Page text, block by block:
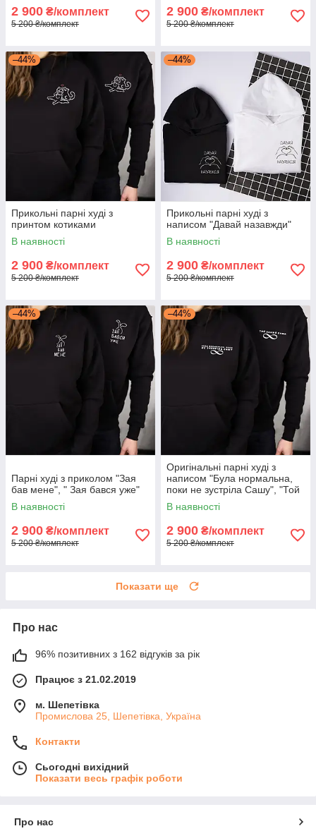
2 900 ₴/комплект
5 200 ₴/комплект
2 900 ₴/комплект
5 200 ₴/комплект
–44%
Прикольні парні худі з
принтом котиками
В наявності
2 900 ₴/комплект
5 200 ₴/комплект
–44%
Прикольні парні худі з
написом "Давай назавжди"
В наявності
2 900 ₴/комплект
5 200 ₴/комплект
–44%
Парні худі з приколом "Зая
бав мене", " Зая бався уже"
В наявності
2 900 ₴/комплект
5 200 ₴/комплект
–44%
Оригінальні парні худі з
написом "Була нормальна,
поки не зустріла Сашу", "Той
самий Саша"
В наявності
2 900 ₴/комплект
5 200 ₴/комплект
Показати ще
Про нас
96% позитивних з 162 відгуків за рік
Працює з 21.02.2019
м. Шепетівка
Промислова 25, Шепетівка, Україна
Контакти
Сьогодні вихідний
Показати весь графік роботи
Про нас